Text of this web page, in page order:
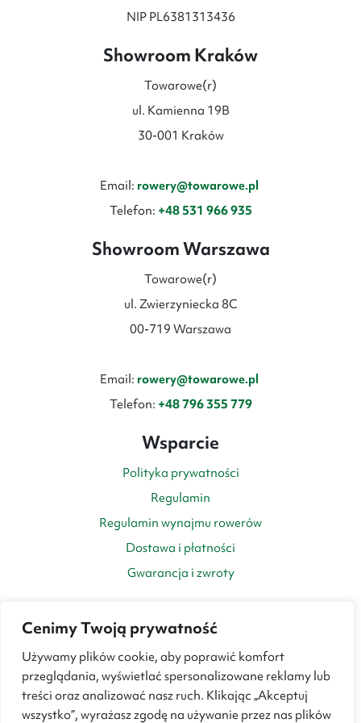
Cenimy Twoją prywatność
Używamy plików cookie, aby poprawić komfort
przeglądania, wyświetlać spersonalizowane reklamy lub
treści oraz analizować nasz ruch. Klikając „Akceptuj
wszystko”, wyrażasz zgodę na używanie przez nas plików
NIP PL6381313436
Showroom Kraków
Towarowe(r)
ul. Kamienna 19B
30-001 Kraków
Email: rowery@towarowe.pl
Telefon: +48 531 966 935
Showroom Warszawa
Towarowe(r)
ul. Zwierzyniecka 8C
00-719 Warszawa
Email: rowery@towarowe.pl
Telefon: +48 796 355 779
Wsparcie
Polityka prywatności
Regulamin
Regulamin wynajmu rowerów
Dostawa i płatności
Gwarancja i zwroty